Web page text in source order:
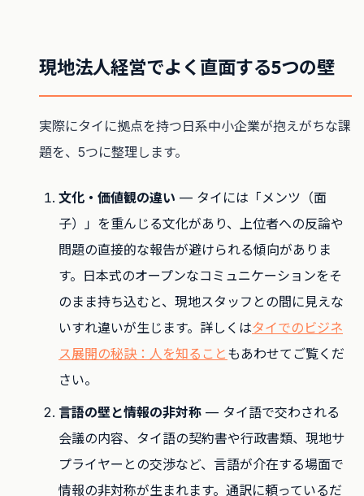
現地法人経営でよく直面する5つの壁
実際にタイに拠点を持つ日系中小企業が抱えがちな課
題を、5つに整理します。
文化・価値観の違い — タイには「メンツ（面
子）」を重んじる文化があり、上位者への反論や
問題の直接的な報告が避けられる傾向がありま
す。日本式のオープンなコミュニケーションをそ
のまま持ち込むと、現地スタッフとの間に見えな
いすれ違いが生じます。詳しくはタイでのビジネ
ス展開の秘訣：人を知ること もあわせてご覧くだ
さい。
言語の壁と情報の非対称 — タイ語で交わされる
会議の内容、タイ語の契約書や行政書類、現地サ
プライヤーとの交渉など、言語が介在する場面で
情報の非対称が生まれます。通訳に頼っているだ